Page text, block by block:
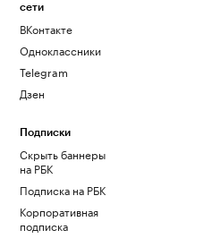
сети
ВКонтакте
Одноклассники
Telegram
Дзен
Подписки
Скрыть баннеры
на РБК
Подписка на РБК
Корпоративная
подписка